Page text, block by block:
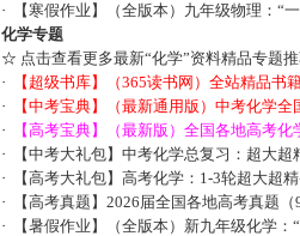
·
【寒假作业】（全版本）九年级物理：“
化学专题
☆ 点击查看更多最新“化学”资料精品专题
·
【超级书库】（365读书网）全站精品书
·
【中考宝典】（最新通用版）中考化学
·
【高考宝典】（最新版）全国各地高考化
·
【中考大礼包】中考化学总复习：超大
·
【高考大礼包】高考化学：1-3轮超大超
·
【高考真题】2026届全国各地高考真题
·
【暑假作业】（全版本）新九年级化学：